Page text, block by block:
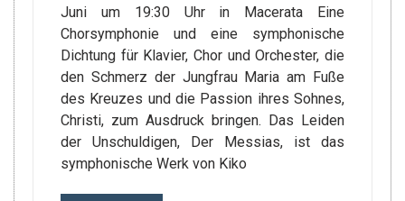
Juni um 19:30 Uhr in Macerata Eine
Chorsymphonie und eine symphonische
Dichtung für Klavier, Chor und Orchester, die
den Schmerz der Jungfrau Maria am Fuße
des Kreuzes und die Passion ihres Sohnes,
Christi, zum Ausdruck bringen. Das Leiden
der Unschuldigen, Der Messias, ist das
symphonische Werk von Kiko